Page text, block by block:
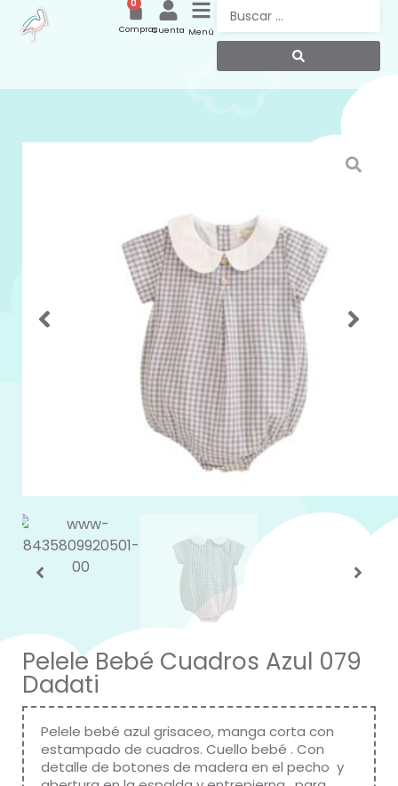
Menú
Cuenta
0
Compras
Pelele Bebé Cuadros Azul 079
Dadati
Pelele bebé azul grisaceo, manga corta con
estampado de cuadros. Cuello bebé . Con
detalle de botones de madera en el pecho y